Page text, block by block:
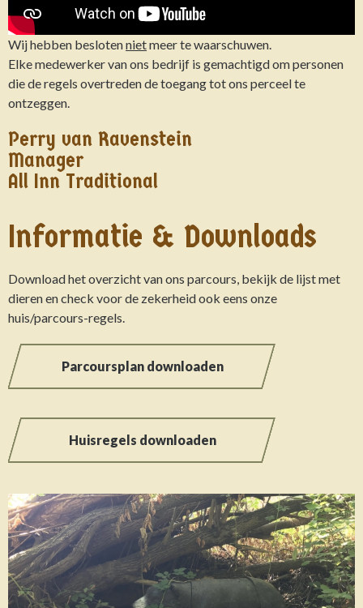
Wij hebben beslotennietmeer te waarschuwen.
Elke medewerker van ons bedrijf is gemachtigd om personen
die de regels overtreden de toegang tot ons perceel te
ontzeggen.
Perry van Ravenstein
Manager
All Inn Traditional
Informatie & Downloads
Download het overzicht van ons parcours, bekijk de lijst met
dieren en check voor de zekerheid ook eens onze
huis/parcours-regels.
Parcoursplan downloaden
Huisregels downloaden